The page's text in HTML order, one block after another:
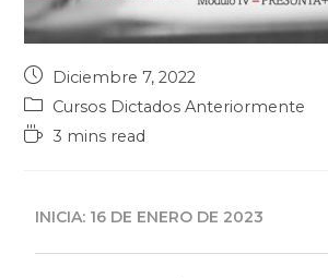
Diciembre 7, 2022
Cursos Dictados Anteriormente
3 mins read
INICIA: 16 DE ENERO DE 2023